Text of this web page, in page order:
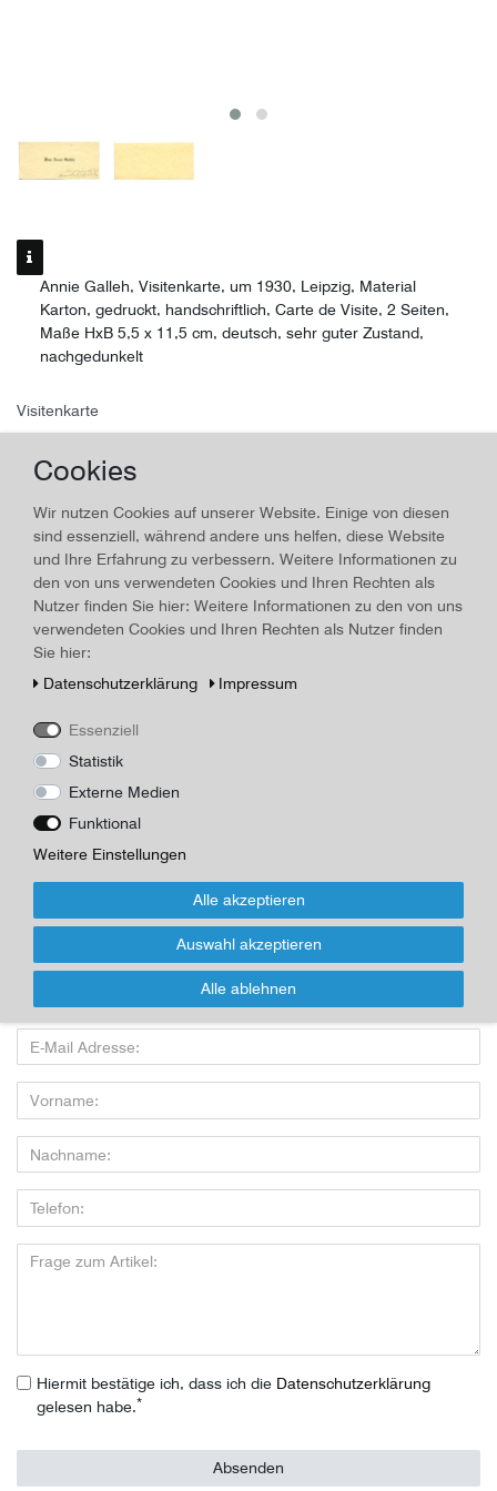
Annie Galleh, Visitenkarte, um 1930, Leipzig, Material
Karton, gedruckt, handschriftlich, Carte de Visite, 2 Seiten,
Maße HxB 5,5 x 11,5 cm, deutsch, sehr guter Zustand,
nachgedunkelt
Visitenkarte
Annie Galleh
Technisches
Merkmal
Wert
Art.-ID 26665
Beschreibung
Visitenkarte von Frau Annie Galleh, Leipzig W33, Saalfelderstr.
1a, 1 Seite bedruckt und beschrieben, Rückseite leer, dünner
Annie Galleh
20,00 EUR
Für Infos zum Artikel oder Kauf, bitte Formular
nutzen!
Wenn Sie den Artikel kaufen möchten, dann bitte das Formular
Hiermit bestätige ich, dass ich die Daten­schutz­erklärung
gelesen habe.*
Absenden
Cookies
Wir nutzen Cookies auf unserer Website. Einige von diesen
sind essenziell, während andere uns helfen, diese Website
und Ihre Erfahrung zu verbessern. Weitere Informationen zu
den von uns verwendeten Cookies und Ihren Rechten als
Nutzer finden Sie hier: Weitere Informationen zu den von uns
verwendeten Cookies und Ihren Rechten als Nutzer finden
Sie hier:
Daten­schutz­erklärung
Impressum
Essenziell
Statistik
Externe Medien
Funktional
Weitere Einstellungen
Alle akzeptieren
Auswahl akzeptieren
Alle ablehnen